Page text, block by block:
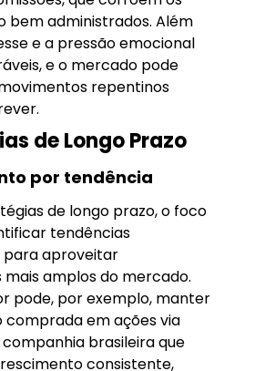
bem administrados. Além
e a pressão emocional
e o mercado pode
repentinos
de Longo Prazo
por tendência
de longo prazo, o foco
tendências
para aproveitar
amplos do mercado.
pode, por exemplo, manter
comprada em ações via
companhia brasileira que
consistente,